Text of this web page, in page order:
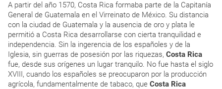
A partir del año 1570, Costa Rica formaba parte de la Capitanía
General de Guatemala en el Virreinato de México. Su distancia
con la ciudad de Guatemala y la ausencia de oro y plata le
permitió a Costa Rica desarrollarse con cierta tranquilidad e
independencia. Sin la ingerencia de los españoles y de la
Iglesia, sin guerras de posesión por las riquezas, Costa Rica
fue, desde sus orígenes un lugar tranquilo. No fue hasta el siglo
XVIII, cuando los españoles se preocuparon por la producción
agrícola, fundamentalmente de tabaco, que Costa Rica